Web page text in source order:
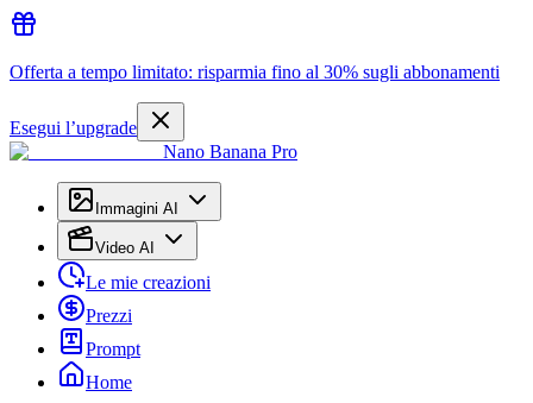
Offerta a tempo limitato: risparmia fino al 30% sugli abbonamenti
Esegui l’upgrade
Nano Banana Pro
Immagini AI
Video AI
Le mie creazioni
Prezzi
Prompt
Home